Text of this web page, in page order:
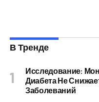
В Тренде
Исследование:
Диабета Не
Заболеваний